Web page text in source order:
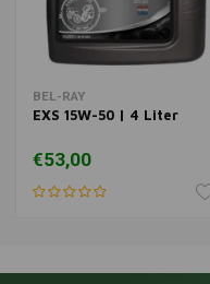
BEL-RAY
EXS 15W-50 | 4 Liter
€53,00